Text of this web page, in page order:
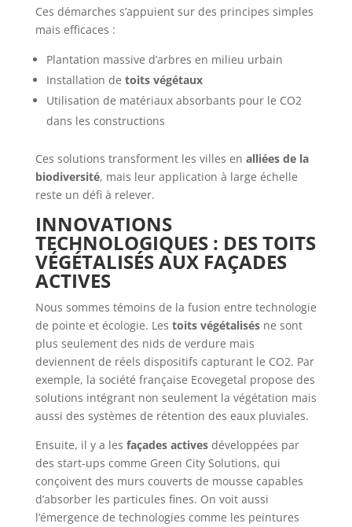
Ces démarches s’appuient sur des principes simples
mais efficaces :
Plantation massive d’arbres en milieu urbain
Installation de toits végétaux
Utilisation de matériaux absorbants pour le CO2
dans les constructions
Ces solutions transforment les villes en alliées de la
biodiversité, mais leur application à large échelle
reste un défi à relever.
INNOVATIONS
TECHNOLOGIQUES : DES TOITS
VÉGÉTALISÉS AUX FAÇADES
ACTIVES
Nous sommes témoins de la fusion entre technologie
de pointe et écologie. Les toits végétalisésne sont
plus seulement des nids de verdure mais
deviennent de réels dispositifs capturant le CO2. Par
exemple, la société française Ecovegetal propose des
solutions intégrant non seulement la végétation mais
aussi des systèmes de rétention des eaux pluviales.
Ensuite, il y a les façades activesdéveloppées par
des start-ups comme Green City Solutions, qui
conçoivent des murs couverts de mousse capables
d’absorber les particules fines. On voit aussi
l’émergence de technologies comme les peintures